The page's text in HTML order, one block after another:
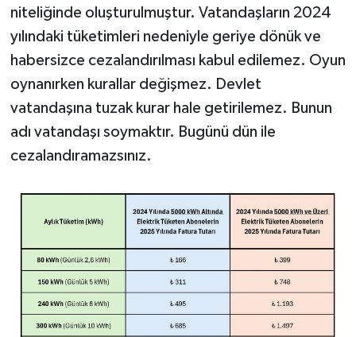
niteliğinde oluşturulmuştur. Vatandaşların 2024
yılındaki tüketimleri nedeniyle geriye dönük ve
habersizce cezalandırılması kabul edilemez. Oyun
oynanırken kurallar değişmez. Devlet
vatandaşına tuzak kurar hale getirilemez. Bunun
adı vatandaşı soymaktır. Bugünü dün ile
cezalandıramazsınız.